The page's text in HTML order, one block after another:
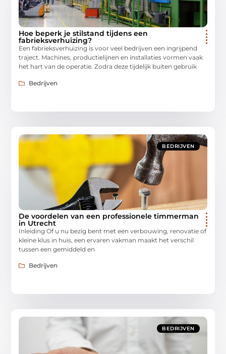
Hoe beperk je stilstand tijdens een
fabrieksverhuizing?
Een fabrieksverhuizing is voor veel bedrijven een ingrijpend
traject. Machines, productielijnen en installaties vormen vaak
het hart van de operatie. Zodra deze tijdelijk buiten gebruik
Bedrijven
BEDRIJVEN
De voordelen van een professionele timmerman
in Utrecht
Inleiding Of u nu bezig bent met een verbouwing, renovatie of
kleine klus in huis, een ervaren vakman maakt het verschil
tussen een gemiddeld en
Bedrijven
BEDRIJVEN